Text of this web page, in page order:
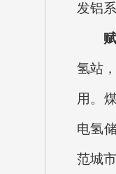
发铝
氢站
用。
电氢
范城